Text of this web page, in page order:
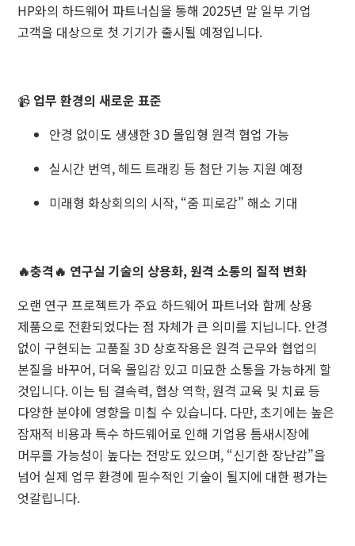
HP와의 하드웨어 파트너십을 통해 2025년 말 일부 기업
고객을 대상으로 첫 기기가 출시될 예정입니다.
📹 업무 환경의 새로운 표준
안경 없이도 생생한 3D 몰입형 원격 협업 가능
실시간 번역, 헤드 트래킹 등 첨단 기능 지원 예정
미래형 화상회의의 시작, “줌 피로감” 해소 기대
🔥충격🔥 연구실 기술의 상용화, 원격 소통의 질적 변화
오랜 연구 프로젝트가 주요 하드웨어 파트너와 함께 상용
제품으로 전환되었다는 점 자체가 큰 의미를 지닙니다. 안경
없이 구현되는 고품질 3D 상호작용은 원격 근무와 협업의
본질을 바꾸어, 더욱 몰입감 있고 미묘한 소통을 가능하게 할
것입니다. 이는 팀 결속력, 협상 역학, 원격 교육 및 치료 등
다양한 분야에 영향을 미칠 수 있습니다. 다만, 초기에는 높은
잠재적 비용과 특수 하드웨어로 인해 기업용 틈새시장에
머무를 가능성이 높다는 전망도 있으며, “신기한 장난감”을
넘어 실제 업무 환경에 필수적인 기술이 될지에 대한 평가는
엇갈립니다.